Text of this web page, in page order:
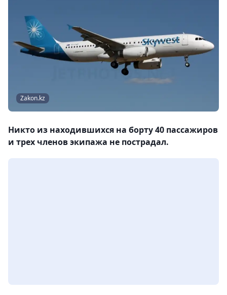
Zakon.kz
Никто из находившихся на борту 40 пассажиров
и трех членов экипажа не пострадал.